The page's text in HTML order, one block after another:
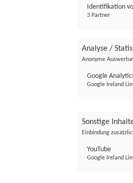
Identifikation
3 Partner
Analyse /
Anonyme
Google
Google Ireland
Sonstige
Einbindung
YouTube
Google Ireland